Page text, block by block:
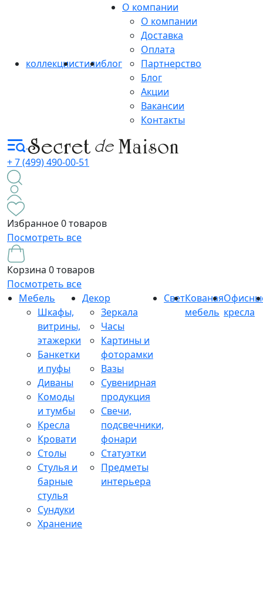
коллекциистилиблог
О компании
О компании
Доставка
Оплата
Партнерство
Блог
Акции
Вакансии
Контакты
+ 7 (499) 490-00-51
Избранное0 товаров
Посмотреть все
Корзина 0 товаров
Посмотреть все
Мебель
Шкафы,
витрины,
этажерки
Банкетки
и пуфы
Диваны
Комоды
и тумбы
Кресла
Кровати
Столы
Стулья и
барные
стулья
Сундуки
Хранение
Декор
Зеркала
Часы
Картины и
фоторамки
Вазы
Сувенирная
продукция
Свечи,
подсвечники,
фонари
Статуэтки
Предметы
интерьера
СветКованая
мебель кресла